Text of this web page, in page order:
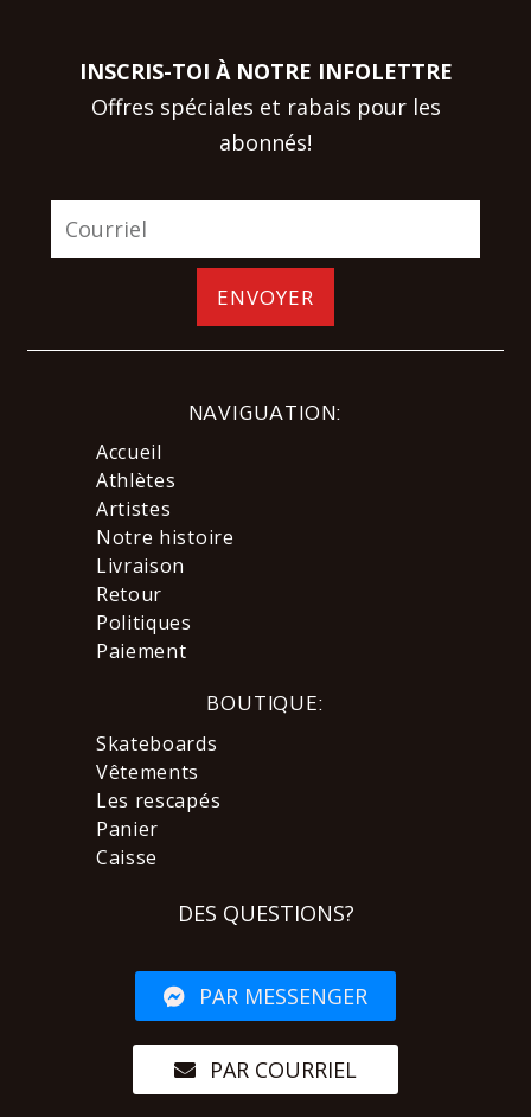
INSCRIS-TOI À NOTRE INFOLETTRE
Offres spéciales et rabais pour les
abonnés!
ENVOYER
NAVIGUATION:
Accueil
Athlètes
Artistes
Notre histoire
Livraison
Retour
Politiques
Paiement
BOUTIQUE:
Skateboards
Vêtements
Les rescapés
Panier
Caisse
DES QUESTIONS?
PAR MESSENGER
PAR COURRIEL